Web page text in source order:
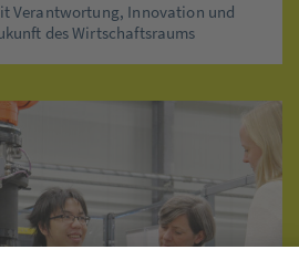
Verantwortung, Innovation und
des Wirtschaftsraums